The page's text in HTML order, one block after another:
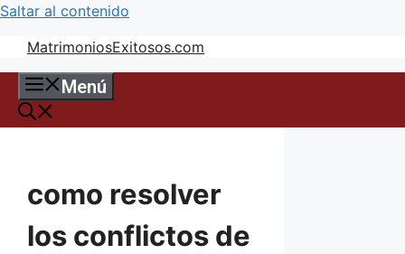
Saltar al contenido
MatrimoniosExitosos.com
Menú
como resolver
los conflictos de